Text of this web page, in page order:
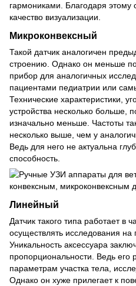
гармониками. Благодаря этому
качество визуализации.
Микроконвексный
Такой датчик аналогичен
строению. Однако он меньше
прибор для аналогичных
пациентами педиатрии или
Технические характеристики,
устройства несколько больше,
изначально меньше. Частоты
несколько выше, чем у
Ведь для него не актуальна
способность.
Линейный
Датчик такого типа работает в
осуществлять исследования на
Уникальность аксессуара
пропорциональности. Ведь его
параметрам участка тела,
Однако он хуже прилегает к